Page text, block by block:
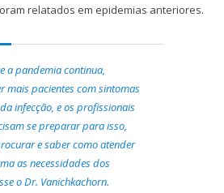
relatados em epidemias anteriores.
a pandemia continua,
mais pacientes com sintomas
infecção, e os profissionais
se preparar para isso,
e saber como atender
as necessidades dos
o Dr. Vanichkachorn.